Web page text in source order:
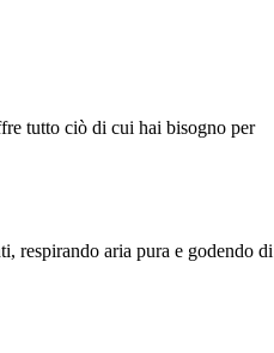
tutto ciò di cui hai bisogno per
respirando aria pura e godendo di